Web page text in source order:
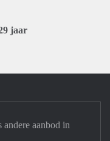
jaar
aanbod in